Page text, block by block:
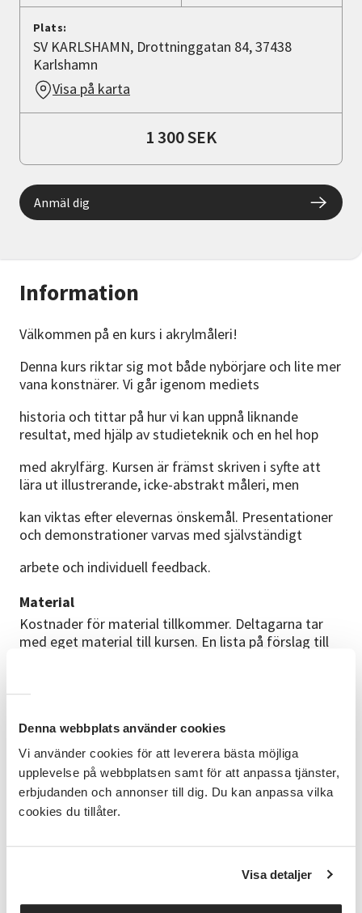
Denna webbplats använder cookies
Vi använder cookies för att leverera bästa möjliga
upplevelse på webbplatsen samt för att anpassa tjänster,
erbjudanden och annonser till dig. Du kan anpassa vilka
cookies du tillåter.
Visa detaljer
Information
Välkommen på en kurs i akrylmåleri!
Denna kurs riktar sig mot både nybörjare och lite mer
vana konstnärer. Vi går igenom mediets
historia och tittar på hur vi kan uppnå liknande
resultat, med hjälp av studieteknik och en hel hop
med akrylfärg. Kursen är främst skriven i syfte att
lära ut illustrerande, icke-abstrakt måleri, men
kan viktas efter elevernas önskemål. Presentationer
och demonstrationer varvas med självständigt
arbete och individuell feedback.
Material
Kostnader för material tillkommer. Deltagarna tar
med eget material till kursen. En lista på förslag till
Förkunskaper
Ledaren
Tinuviel Bergström är en erfaren kursledare som
annars hör hemma i datorspelsvärlden. Hon har
Plats:
SV KARLSHAMN, Drottninggatan 84, 37438
Karlshamn
Visa på karta
1 300 SEK
Anmäl dig